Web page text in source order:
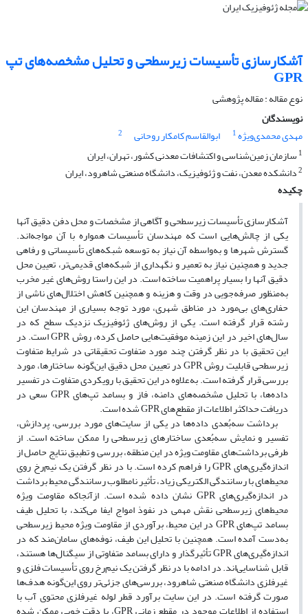
آشکارسازی تأسیسات زیرسطحی و تحلیل مشخصه‌های تپ
GPR
نوع مقاله : مقاله پژوهشی‌
نویسندگان
مهدی محمدی‌ویژه1 ابوالقاسم کامکار روحانی
2
1 سازمان زمین‌شناسی و اکتشافات معدنی کشور، تهران، ایران
2دانشکده معدن، نفت و ژئوفیزیک، دانشگاه صنعتی شاهرود، ایران
چکیده
آشکارسازی تأسیسات زیرسطحی و آگاهی از مشخصات و محل دفن دقیق آنها
یکی از چالش‌هایی است که مهندسان تأسیسات همواره با آن مواجه‌اند.
گسترش شهرها و به‌‌واسطه آن نیاز به توسعه شبکه‌های تأسیساتی و رفاهی
جدید و همچنین نیاز به تعمیر و نگهداری از شبکه‌های قدیمی‌تر، تعیین محل
دقیق آنها را بسیار پراهمیت ساخته است. در این راستا روش‌های غیر مخرب
به‌‌منظور صرفه‌‌جویی در وقت و هزینه و همچنین کاهش اختلا‌ل‌های ناشی از
حفاری‌های بی‌‌مورد در مناطق شهری، مورد توجه بسیاری از مهندسان این
رشته قرار گرفته است. یکی از روش‌های ژئوفیزیک نزدیک سطح که در
سال‌های اخیر در این زمینه موفقیت‌هایی حاصل کرده، روش GPR است. در
این تحقیق با در نظر گرفتن چند مورد متفاوت تحقیقاتی در شرایط متفاوت
زیرسطحی قابلیت روش GPR در تعیین محل دقیق این‌گونه ساختارها، مورد
بررسی قرار گرفته است. به‌علاوه در این تحقیق با رویکردی متفاوت در تفسیر
داده‌ها، با تحلیل مشخصه‌های دامنه، فاز و بسامد تپ‌های GPR سعی در
دریافت حداکثر اطلاعات از مقطع‌های GPR شده است.
برداشت سه‌بُعدی داده‌ها در یکی از سایت‌های مورد بررسی، پردازش،
تفسیر و نمایش سه‌بُعدی ساختارهای زیرسطحی را ممکن ساخته است. از
طرفی برداشت‌های مقاومت ویژه در این منطقه، بررسی و تطبیق نتایج حاصل از
اندازه‌گیری‌های GPR را فراهم کرده است. با در نظر گرفتن یک نیم‌رخ روی
محیط‌های با رسانندگی الکتریکی زیاد، تأثیر نامطلوب رسانندگی محیط برداشت
در اندازه‌‌گیری‌های GPR نشان داده شده است. ازآنجاکه مقاومت وی‍ژه
محیط‌های زیرسطحی نقش مهمی در نفوذ امواج ایفا می‌‌کند، با تحلیل طیف
بسامد تپ‌های GPR در این محیط، برآوردی از مقاومت وی‍ژه محیط زیرسطحی
به‌دست آمده است. همچنین با تحلیل این طیف، نوفه‌های سامان‌مند که در
اندازه‌گیری‌های GPR تأثیرگذار و دارای بسامد‌ متفاوتی از سیگنال‌ها هستند،
قابل شناسایی‌اند. در ادامه با در نظر گرفتن یک نیم‌رخ روی تأسیسات فلزی و
غیرفلزی دانشگاه صنعتی شاهرود، بررسی‌های جزئی‌تر روی این‌گونه هدف‌ها
صورت گرفته است. در این سایت برآورد قطر لوله غیرفلزی محتوی آب با